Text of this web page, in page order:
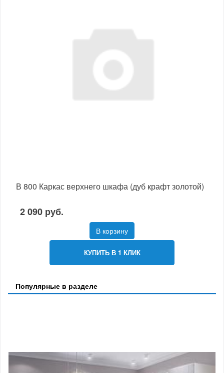
В 800 Каркас верхнего шкафа (дуб крафт золотой)
2 090 руб.
В корзину
КУПИТЬ В 1 КЛИК
Популярные в разделе